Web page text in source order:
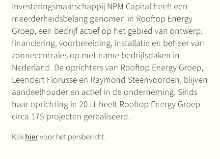
Investeringsmaatschappij NPM Capital heeft een
meerderheidsbelang genomen in Rooftop Energy
Groep, een bedrijf actief op het gebied van ontwerp,
financiering, voorbereiding, installatie en beheer van
zonnecentrales op met name bedrijfsdaken in
Nederland. De oprichters van Rooftop Energy Groep,
Leendert Florusse en Raymond Steenvoorden, blijven
aandeelhouder en actief in de onderneming. Sinds
haar oprichting in 2011 heeft Rooftop Energy Groep
circa 175 projecten gerealiseerd.
Klikhiervoor het persbericht.